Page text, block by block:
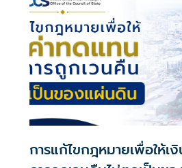
การแก้ไขกฎหมายเพื่อให้เ